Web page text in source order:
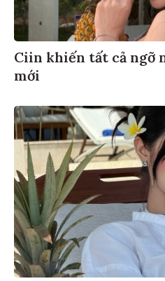
Ciin khiến tất cả ngỡ
mới